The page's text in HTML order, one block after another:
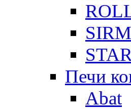
Печи
Abat